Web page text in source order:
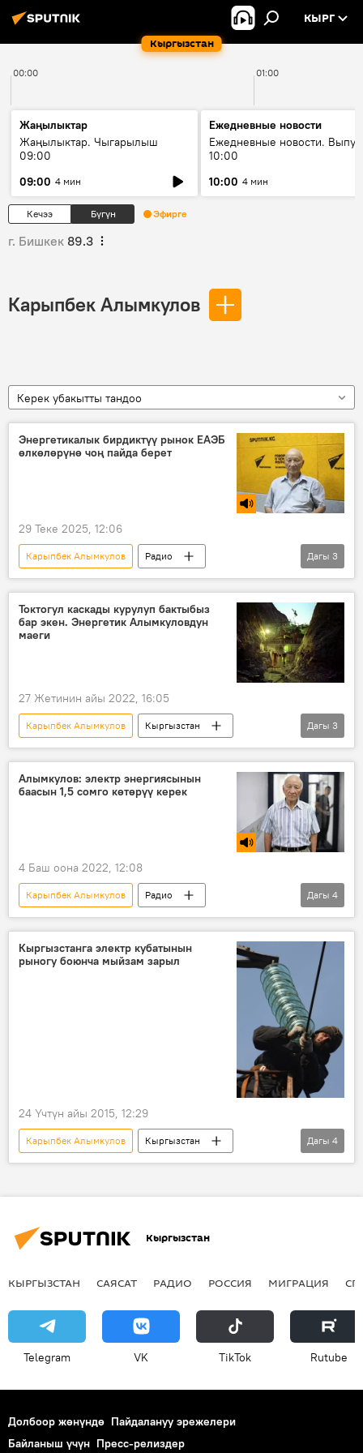
Кыргызстан
КЫРГ
00:00 01:00
Жаңылыктар
Жаңылыктар. Чыгарылыш
09:00
09:00 4 мин
Ежедневные новости
Ежедневные новости.
10:00
10:00 4 мин
Кечээ Бүгүн Эфирге
г. Бишкек 89.3
Карыпбек Алымкулов
Керек убакытты тандоо
Энергетикалык бирдиктүү рынок ЕАЭБ
өлкөлөрүнө чоң пайда берет
29 Теке 2025, 12:06
Карыпбек Алымкулов
Радио
Кыргызстан
ГЭС энергетика
Дагы 3
Токтогул каскады курулуп бактыбыз
бар экен. Энергетик Алымкуловдун
маеги
27 Жетинин айы 2022, 16:05
Карыпбек Алымкулов
Кыргызстан
энергетика
ардагер маек
Дагы 3
Алымкулов: электр энергиясынын
баасын 1,5 сомго көтөрүү керек
4 Баш оона 2022, 12:08
Карыпбек Алымкулов
Радио
Кыргызстан
энергетика
энергия
ГЭС
Дагы 4
Кыргызстанга электр кубатынын
рыногу боюнча мыйзам зарыл
24 Үчтүн айы 2015, 12:29
Карыпбек Алымкулов
Кыргызстан
Жаңылыктар
Саясат
Дагы 4
Кыргызстан
КЫРГЫЗСТАН САЯСАТ РАДИО РОССИЯ МИГРАЦИЯ
Telegram VK ТikТоk Rutube
Долбоор жөнүндө Пайдалануу эрежелери
Байланыш үчүн Пресс-релиздер